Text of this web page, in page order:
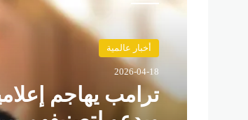
أخبار عالمية
2026-04-18
ترامب يهاجم